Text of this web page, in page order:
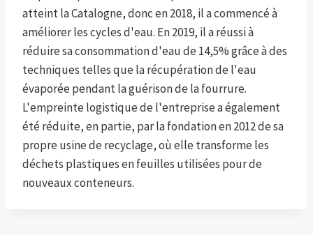
atteint la Catalogne, donc en 2018, il a commencé à
améliorer les cycles d'eau. En 2019, il a réussi à
réduire sa consommation d'eau de 14,5% grâce à des
techniques telles que la récupération de l'eau
évaporée pendant la guérison de la fourrure.
L'empreinte logistique de l'entreprise a également
été réduite, en partie, par la fondation en 2012 de sa
propre usine de recyclage, où elle transforme les
déchets plastiques en feuilles utilisées pour de
nouveaux conteneurs.